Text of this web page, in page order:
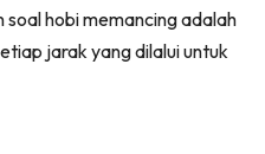
hobi memancing adalah
jarak yang dilalui untuk